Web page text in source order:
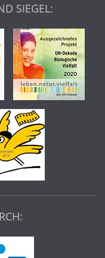
SIEGEL: